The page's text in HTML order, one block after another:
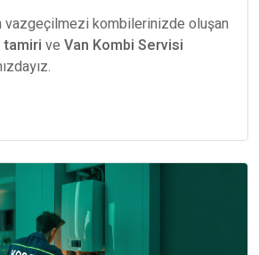
vazgeçilmezi kombilerinizde oluşan
tamiri ve Van Kombi Servisi